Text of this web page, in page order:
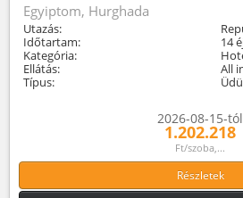
Egyiptom, Hurghada
Utazás:
Időtartam:
14
Kategória:
Ellátás:
All
Típus:
2026-08-15-tól
1.202.218
Ft/szoba,...
Részletek